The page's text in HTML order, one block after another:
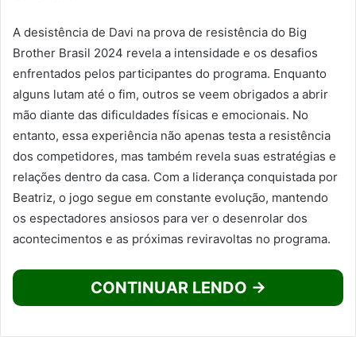
A desistência de Davi na prova de resistência do Big
Brother Brasil 2024 revela a intensidade e os desafios
enfrentados pelos participantes do programa. Enquanto
alguns lutam até o fim, outros se veem obrigados a abrir
mão diante das dificuldades físicas e emocionais. No
entanto, essa experiência não apenas testa a resistência
dos competidores, mas também revela suas estratégias e
relações dentro da casa. Com a liderança conquistada por
Beatriz, o jogo segue em constante evolução, mantendo
os espectadores ansiosos para ver o desenrolar dos
acontecimentos e as próximas reviravoltas no programa.
CONTINUAR LENDO →